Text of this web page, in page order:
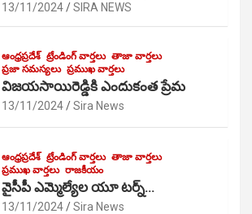
13/11/2024 SIRA NEWS
ఆంధ్రప్రదేశ్ ట్రేండింగ్ వార్తలు తాజా వార్తలు
ప్రజా సమస్యలు ప్రముఖ వార్తలు
విజయసాయిరెడ్డికి ఎందుకంత ప్రేమ
13/11/2024 Sira News
ఆంధ్రప్రదేశ్ ట్రేండింగ్ వార్తలు తాజా వార్తలు
ప్రముఖ వార్తలు రాజకీయం
వైసీపీ ఎమ్మెల్యేల యూ టర్న్…
13/11/2024 Sira News